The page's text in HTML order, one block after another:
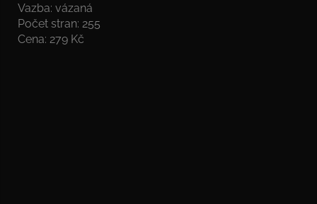
Vazba: vázaná
Počet stran: 255
Cena: 279 Kč